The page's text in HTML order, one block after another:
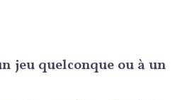
jeu quelconque ou à un